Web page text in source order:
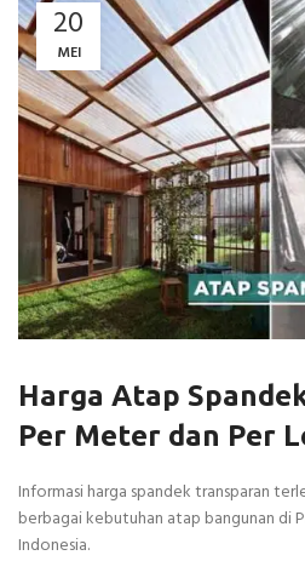
20
MEI
Harga Atap
Per Meter dan Per
Informasi harga spandek transparan
berbagai kebutuhan atap bangunan di
Indonesia.